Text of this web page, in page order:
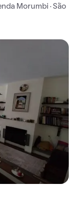
Morumbi · São